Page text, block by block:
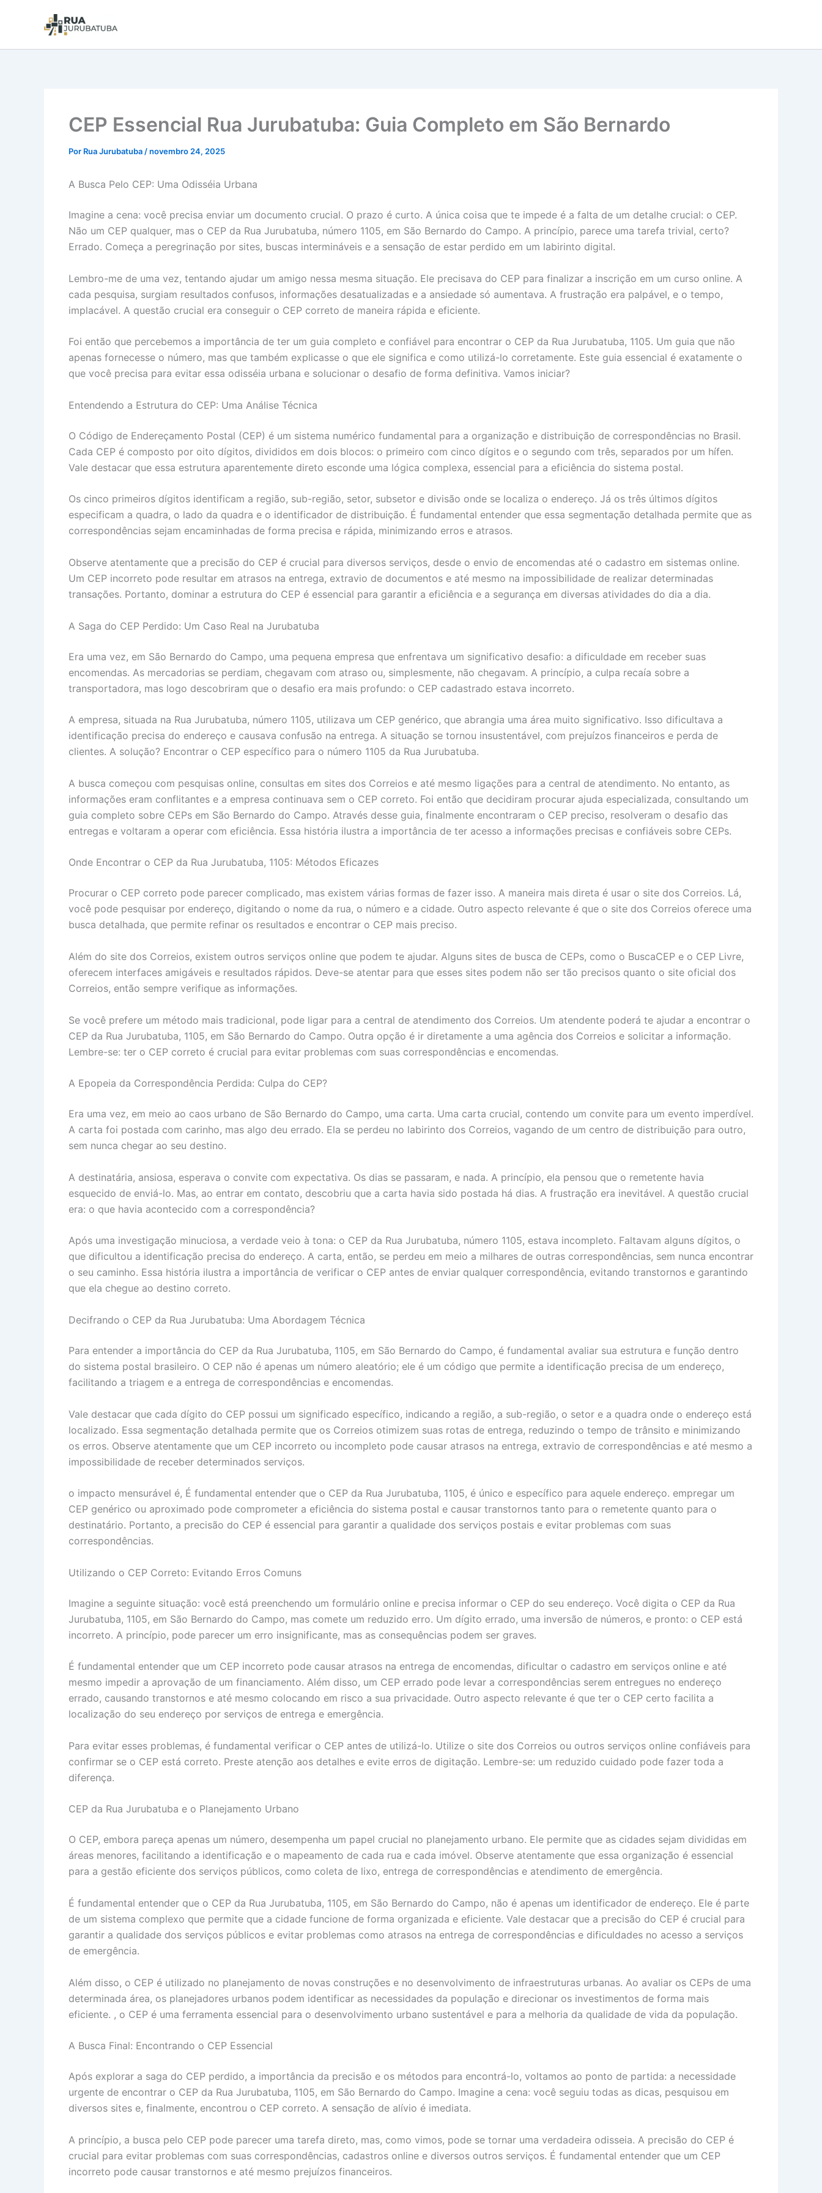
CEP Essencial Rua Jurubatuba: Guia Completo em São Bernardo
Por Rua Jurubatuba /novembro 24, 2025
A Busca Pelo CEP: Uma Odisséia Urbana
Imagine a cena: você precisa enviar um documento crucial. O prazo é curto. A única coisa que te impede é a falta de um detalhe crucial: o CEP.
Não um CEP qualquer, mas o CEP da Rua Jurubatuba, número 1105, em São Bernardo do Campo. A princípio, parece uma tarefa trivial, certo?
Errado. Começa a peregrinação por sites, buscas intermináveis e a sensação de estar perdido em um labirinto digital.
Lembro-me de uma vez, tentando ajudar um amigo nessa mesma situação. Ele precisava do CEP para finalizar a inscrição em um curso online. A
cada pesquisa, surgiam resultados confusos, informações desatualizadas e a ansiedade só aumentava. A frustração era palpável, e o tempo,
implacável. A questão crucial era conseguir o CEP correto de maneira rápida e eficiente.
Foi então que percebemos a importância de ter um guia completo e confiável para encontrar o CEP da Rua Jurubatuba, 1105. Um guia que não
apenas fornecesse o número, mas que também explicasse o que ele significa e como utilizá-lo corretamente. Este guia essencial é exatamente o
que você precisa para evitar essa odisséia urbana e solucionar o desafio de forma definitiva. Vamos iniciar?
Entendendo a Estrutura do CEP: Uma Análise Técnica
O Código de Endereçamento Postal (CEP) é um sistema numérico fundamental para a organização e distribuição de correspondências no Brasil.
Cada CEP é composto por oito dígitos, divididos em dois blocos: o primeiro com cinco dígitos e o segundo com três, separados por um hífen.
Vale destacar que essa estrutura aparentemente direto esconde uma lógica complexa, essencial para a eficiência do sistema postal.
Os cinco primeiros dígitos identificam a região, sub-região, setor, subsetor e divisão onde se localiza o endereço. Já os três últimos dígitos
especificam a quadra, o lado da quadra e o identificador de distribuição. É fundamental entender que essa segmentação detalhada permite que as
correspondências sejam encaminhadas de forma precisa e rápida, minimizando erros e atrasos.
Observe atentamente que a precisão do CEP é crucial para diversos serviços, desde o envio de encomendas até o cadastro em sistemas online.
Um CEP incorreto pode resultar em atrasos na entrega, extravio de documentos e até mesmo na impossibilidade de realizar determinadas
transações. Portanto, dominar a estrutura do CEP é essencial para garantir a eficiência e a segurança em diversas atividades do dia a dia.
A Saga do CEP Perdido: Um Caso Real na Jurubatuba
Era uma vez, em São Bernardo do Campo, uma pequena empresa que enfrentava um significativo desafio: a dificuldade em receber suas
encomendas. As mercadorias se perdiam, chegavam com atraso ou, simplesmente, não chegavam. A princípio, a culpa recaía sobre a
transportadora, mas logo descobriram que o desafio era mais profundo: o CEP cadastrado estava incorreto.
A empresa, situada na Rua Jurubatuba, número 1105, utilizava um CEP genérico, que abrangia uma área muito significativo. Isso dificultava a
identificação precisa do endereço e causava confusão na entrega. A situação se tornou insustentável, com prejuízos financeiros e perda de
clientes. A solução? Encontrar o CEP específico para o número 1105 da Rua Jurubatuba.
A busca começou com pesquisas online, consultas em sites dos Correios e até mesmo ligações para a central de atendimento. No entanto, as
informações eram conflitantes e a empresa continuava sem o CEP correto. Foi então que decidiram procurar ajuda especializada, consultando um
guia completo sobre CEPs em São Bernardo do Campo. Através desse guia, finalmente encontraram o CEP preciso, resolveram o desafio das
entregas e voltaram a operar com eficiência. Essa história ilustra a importância de ter acesso a informações precisas e confiáveis sobre CEPs.
Onde Encontrar o CEP da Rua Jurubatuba, 1105: Métodos Eficazes
Procurar o CEP correto pode parecer complicado, mas existem várias formas de fazer isso. A maneira mais direta é usar o site dos Correios. Lá,
você pode pesquisar por endereço, digitando o nome da rua, o número e a cidade. Outro aspecto relevante é que o site dos Correios oferece uma
busca detalhada, que permite refinar os resultados e encontrar o CEP mais preciso.
Além do site dos Correios, existem outros serviços online que podem te ajudar. Alguns sites de busca de CEPs, como o BuscaCEP e o CEP Livre,
oferecem interfaces amigáveis e resultados rápidos. Deve-se atentar para que esses sites podem não ser tão precisos quanto o site oficial dos
Correios, então sempre verifique as informações.
Se você prefere um método mais tradicional, pode ligar para a central de atendimento dos Correios. Um atendente poderá te ajudar a encontrar o
CEP da Rua Jurubatuba, 1105, em São Bernardo do Campo. Outra opção é ir diretamente a uma agência dos Correios e solicitar a informação.
Lembre-se: ter o CEP correto é crucial para evitar problemas com suas correspondências e encomendas.
A Epopeia da Correspondência Perdida: Culpa do CEP?
Era uma vez, em meio ao caos urbano de São Bernardo do Campo, uma carta. Uma carta crucial, contendo um convite para um evento imperdível.
A carta foi postada com carinho, mas algo deu errado. Ela se perdeu no labirinto dos Correios, vagando de um centro de distribuição para outro,
sem nunca chegar ao seu destino.
A destinatária, ansiosa, esperava o convite com expectativa. Os dias se passaram, e nada. A princípio, ela pensou que o remetente havia
esquecido de enviá-lo. Mas, ao entrar em contato, descobriu que a carta havia sido postada há dias. A frustração era inevitável. A questão crucial
era: o que havia acontecido com a correspondência?
Após uma investigação minuciosa, a verdade veio à tona: o CEP da Rua Jurubatuba, número 1105, estava incompleto. Faltavam alguns dígitos, o
que dificultou a identificação precisa do endereço. A carta, então, se perdeu em meio a milhares de outras correspondências, sem nunca encontrar
o seu caminho. Essa história ilustra a importância de verificar o CEP antes de enviar qualquer correspondência, evitando transtornos e garantindo
que ela chegue ao destino correto.
Decifrando o CEP da Rua Jurubatuba: Uma Abordagem Técnica
Para entender a importância do CEP da Rua Jurubatuba, 1105, em São Bernardo do Campo, é fundamental avaliar sua estrutura e função dentro
do sistema postal brasileiro. O CEP não é apenas um número aleatório; ele é um código que permite a identificação precisa de um endereço,
facilitando a triagem e a entrega de correspondências e encomendas.
Vale destacar que cada dígito do CEP possui um significado específico, indicando a região, a sub-região, o setor e a quadra onde o endereço está
localizado. Essa segmentação detalhada permite que os Correios otimizem suas rotas de entrega, reduzindo o tempo de trânsito e minimizando
os erros. Observe atentamente que um CEP incorreto ou incompleto pode causar atrasos na entrega, extravio de correspondências e até mesmo a
impossibilidade de receber determinados serviços.
o impacto mensurável é, É fundamental entender que o CEP da Rua Jurubatuba, 1105, é único e específico para aquele endereço. empregar um
CEP genérico ou aproximado pode comprometer a eficiência do sistema postal e causar transtornos tanto para o remetente quanto para o
destinatário. Portanto, a precisão do CEP é essencial para garantir a qualidade dos serviços postais e evitar problemas com suas
correspondências.
Utilizando o CEP Correto: Evitando Erros Comuns
Imagine a seguinte situação: você está preenchendo um formulário online e precisa informar o CEP do seu endereço. Você digita o CEP da Rua
Jurubatuba, 1105, em São Bernardo do Campo, mas comete um reduzido erro. Um dígito errado, uma inversão de números, e pronto: o CEP está
incorreto. A princípio, pode parecer um erro insignificante, mas as consequências podem ser graves.
É fundamental entender que um CEP incorreto pode causar atrasos na entrega de encomendas, dificultar o cadastro em serviços online e até
mesmo impedir a aprovação de um financiamento. Além disso, um CEP errado pode levar a correspondências serem entregues no endereço
errado, causando transtornos e até mesmo colocando em risco a sua privacidade. Outro aspecto relevante é que ter o CEP certo facilita a
localização do seu endereço por serviços de entrega e emergência.
Para evitar esses problemas, é fundamental verificar o CEP antes de utilizá-lo. Utilize o site dos Correios ou outros serviços online confiáveis para
confirmar se o CEP está correto. Preste atenção aos detalhes e evite erros de digitação. Lembre-se: um reduzido cuidado pode fazer toda a
diferença.
CEP da Rua Jurubatuba e o Planejamento Urbano
O CEP, embora pareça apenas um número, desempenha um papel crucial no planejamento urbano. Ele permite que as cidades sejam divididas em
áreas menores, facilitando a identificação e o mapeamento de cada rua e cada imóvel. Observe atentamente que essa organização é essencial
para a gestão eficiente dos serviços públicos, como coleta de lixo, entrega de correspondências e atendimento de emergência.
É fundamental entender que o CEP da Rua Jurubatuba, 1105, em São Bernardo do Campo, não é apenas um identificador de endereço. Ele é parte
de um sistema complexo que permite que a cidade funcione de forma organizada e eficiente. Vale destacar que a precisão do CEP é crucial para
garantir a qualidade dos serviços públicos e evitar problemas como atrasos na entrega de correspondências e dificuldades no acesso a serviços
de emergência.
Além disso, o CEP é utilizado no planejamento de novas construções e no desenvolvimento de infraestruturas urbanas. Ao avaliar os CEPs de uma
determinada área, os planejadores urbanos podem identificar as necessidades da população e direcionar os investimentos de forma mais
eficiente. , o CEP é uma ferramenta essencial para o desenvolvimento urbano sustentável e para a melhoria da qualidade de vida da população.
A Busca Final: Encontrando o CEP Essencial
Após explorar a saga do CEP perdido, a importância da precisão e os métodos para encontrá-lo, voltamos ao ponto de partida: a necessidade
urgente de encontrar o CEP da Rua Jurubatuba, 1105, em São Bernardo do Campo. Imagine a cena: você seguiu todas as dicas, pesquisou em
diversos sites e, finalmente, encontrou o CEP correto. A sensação de alívio é imediata.
A princípio, a busca pelo CEP pode parecer uma tarefa direto, mas, como vimos, pode se tornar uma verdadeira odisseia. A precisão do CEP é
crucial para evitar problemas com suas correspondências, cadastros online e diversos outros serviços. É fundamental entender que um CEP
incorreto pode causar transtornos e até mesmo prejuízos financeiros.